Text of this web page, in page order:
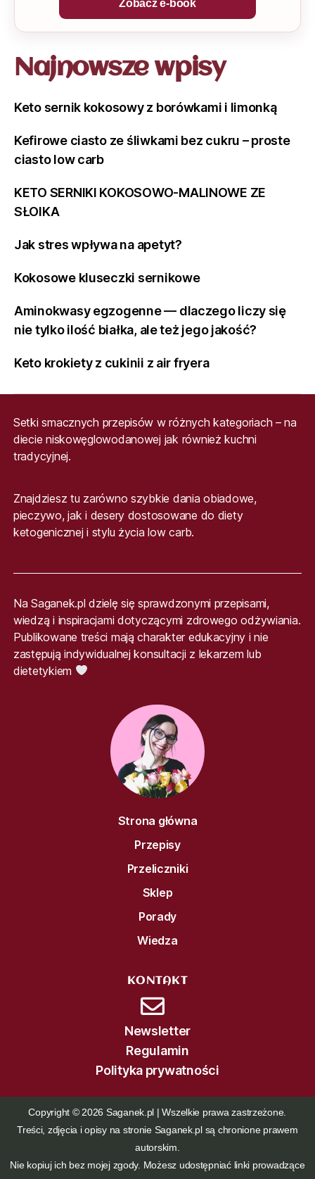
Zobacz e-book
Najnowsze wpisy
Keto sernik kokosowy z borówkami i limonką
Kefirowe ciasto ze śliwkami bez cukru – proste
ciasto low carb
KETO SERNIKI KOKOSOWO-MALINOWE ZE
SŁOIKA
Jak stres wpływa na apetyt?
Kokosowe kluseczki sernikowe
Aminokwasy egzogenne — dlaczego liczy się
nie tylko ilość białka, ale też jego jakość?
Keto krokiety z cukinii z air fryera
Setki smacznych przepisów w różnych kategoriach – na
diecie niskowęglowodanowej jak również kuchni
tradycyjnej.
Znajdziesz tu zarówno szybkie dania obiadowe,
pieczywo, jak i desery dostosowane do diety
ketogenicznej i stylu życia low carb.
Na Saganek.pl dzielę się sprawdzonymi przepisami,
wiedzą i inspiracjami dotyczącymi zdrowego odżywiania.
Publikowane treści mają charakter edukacyjny i nie
zastępują indywidualnej konsultacji z lekarzem lub
dietetykiem
Strona główna
Przepisy
Przeliczniki
Sklep
Porady
Wiedza
KONTAKT
Newsletter
Regulamin
Polityka prywatności
Copyright © 2026 Saganek.pl | Wszelkie prawa zastrzeżone.
Treści, zdjęcia i opisy na stronie Saganek.pl są chronione prawem
autorskim.
Nie kopiuj ich bez mojej zgody. Możesz udostępniać linki prowadzące